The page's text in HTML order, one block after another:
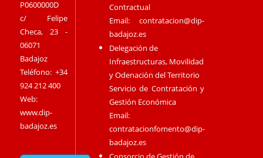
P0600000D
c/ Felipe
Checa, 23 -
06071
Badajoz
Teléfono: +34
924 212 400
Web:
www.dip-
badajoz.es
Contractual
Email:contratacion@dip-
badajoz.es
Delegación de
Infraestructuras, Movilidad
y Odenación del Territorio
Servicio de Contratación y
Gestión Económica
Email:
contratacionfomento@dip-
badajoz.es